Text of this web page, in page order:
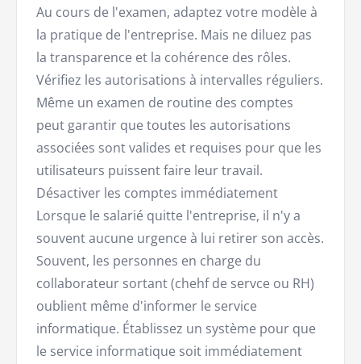
Au cours de l'examen, adaptez votre modèle à
la pratique de l'entreprise. Mais ne diluez pas
la transparence et la cohérence des rôles.
Vérifiez les autorisations à intervalles réguliers.
Même un examen de routine des comptes
peut garantir que toutes les autorisations
associées sont valides et requises pour que les
utilisateurs puissent faire leur travail.
Désactiver les comptes immédiatement
Lorsque le salarié quitte l'entreprise, il n'y a
souvent aucune urgence à lui retirer son accès.
Souvent, les personnes en charge du
collaborateur sortant (chehf de servce ou RH)
oublient même d'informer le service
informatique. Établissez un système pour que
le service informatique soit immédiatement